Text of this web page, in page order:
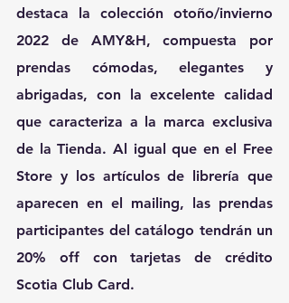
destaca la colección otoño/invierno
2022 de AMY&H, compuesta por
prendas cómodas, elegantes y
abrigadas, con la excelente calidad
que caracteriza a la marca exclusiva
de la Tienda. Al igual que en el Free
Store y los artículos de librería que
aparecen en el mailing, las prendas
participantes del catálogo tendrán un
20% off con tarjetas de crédito
Scotia Club Card.